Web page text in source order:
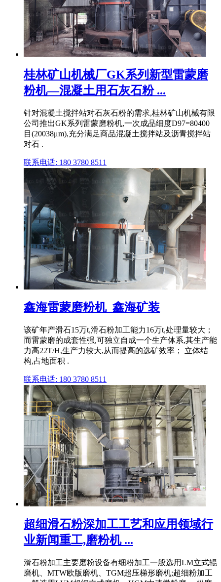
桂林矿山机械厂GK系列新型雷蒙磨
粉机—混凝土用石灰石粉 ...
针对混凝土搅拌站对石灰石粉的需求,桂林矿山机械有限
公司推出GK系列雷蒙磨粉机,一次成品细度D97=80400
目(20038μm),充分满足商品混凝土搅拌站及沥青搅拌站
对石 .
联系电话: 180 3780 8511
鑫海雷蒙磨粉机_鑫海矿装
该矿年产滑石15万t,滑石粉加工能力16万t,处理量较大；
而雷蒙磨的成套性强,可独立自成一个生产体系,其生产能
力高22T/H,生产力较大,从而提高的选矿效率； 立体结
构,占地面积 .
联系电话: 180 3780 8511
超细滑石粉深加工工艺和应用领域行
业新闻重工,磨粉机 ...
滑石粉加工主要磨粉设备有细粉加工一般选用LM立式辊
磨机、MTW欧版磨机、TGM超压梯形磨机;超细粉加工